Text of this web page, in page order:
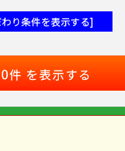
り条件を表示する]
0件 を表示する